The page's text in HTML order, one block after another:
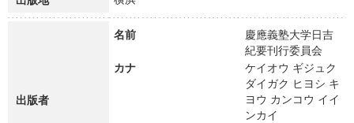
出版者
名前
慶應義塾大学日吉
紀要刊行委員会
カナ
ケイオウ ギジュク
ダイガク ヒヨシ キ
ヨウ カンコウ イイ
ンカイ